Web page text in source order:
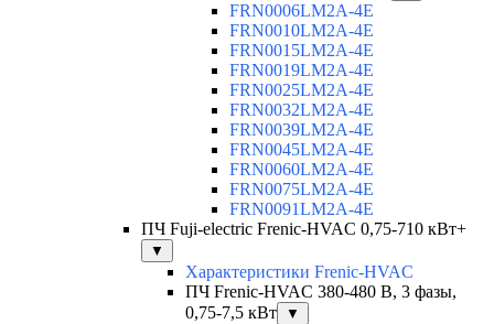
FRN0006LM2A-4E
FRN0010LM2A-4E
FRN0015LM2A-4E
FRN0019LM2A-4E
FRN0025LM2A-4E
FRN0032LM2A-4E
FRN0039LM2A-4E
FRN0045LM2A-4E
FRN0060LM2A-4E
FRN0075LM2A-4E
FRN0091LM2A-4E
ПЧ Fuji-electric Frenic-HVAC 0,75-710 кВт+
▼
Характеристики Frenic-HVAC
ПЧ Frenic-HVAC 380-480 В, 3 фазы,
0,75-7,5 кВт
▼